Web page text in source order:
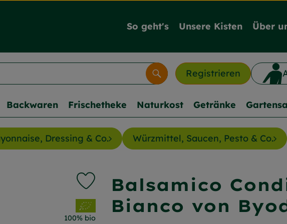
So geht's Unsere Kisten Über
Registrieren
Suchen
Backwaren Frischetheke Naturkost Getränke
Dressing & Co. Würzmittel, Saucen, Pesto & Co.
Balsamico
Bianco von
Produkt zu Favouriten hinzufügen
, Verband:
100% bio